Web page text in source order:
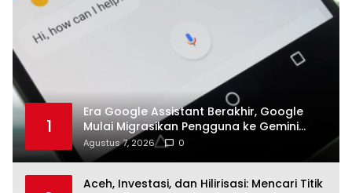
1
Era Google Assistant Berakhir, Google
Mulai Migrasikan Pengguna ke Gemini
Secara Bertahap
Agustus 7, 2026 0
Aceh, Investasi, dan Hilirisasi: Mencari Titik